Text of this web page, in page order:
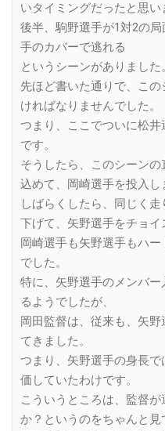
いタイミングだったと思い
後半、駒野選手が1対2の
手のカバーで逃れる
というシーンがありました。
先ほど書いた通りで、こ
ければなりませんでした。
つまり、ここでついに松
です。
そうしたら、このシーン
込めて、岡崎選手を投入し
しばらくしたら、同じく
下げて、矢野選手をチョイ
岡崎選手も矢野選手もハ
でした。
特に、矢野選手のメンバ
るようでしたが、
岡田監督は、従来も、矢
てきました。
つまり、矢野選手の身長
価していたわけです。
こういうところは、監督
か？というのをちゃんと見